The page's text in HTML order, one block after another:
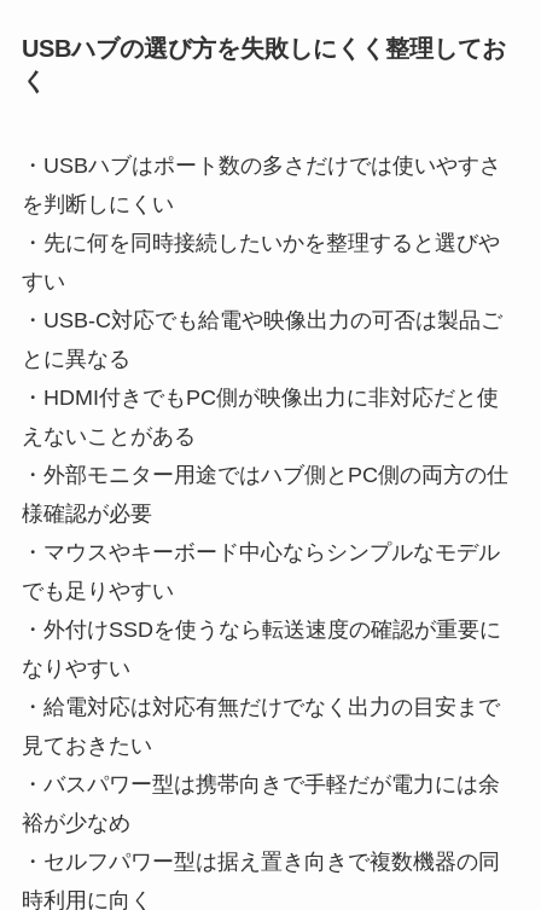
USBハブの選び方を失敗しにくく整理してお
く
・USBハブはポート数の多さだけでは使いやすさ
を判断しにくい
・先に何を同時接続したいかを整理すると選びや
すい
・USB-C対応でも給電や映像出力の可否は製品ご
とに異なる
・HDMI付きでもPC側が映像出力に非対応だと使
えないことがある
・外部モニター用途ではハブ側とPC側の両方の仕
様確認が必要
・マウスやキーボード中心ならシンプルなモデル
でも足りやすい
・外付けSSDを使うなら転送速度の確認が重要に
なりやすい
・給電対応は対応有無だけでなく出力の目安まで
見ておきたい
・バスパワー型は携帯向きで手軽だが電力には余
裕が少なめ
・セルフパワー型は据え置き向きで複数機器の同
時利用に向く